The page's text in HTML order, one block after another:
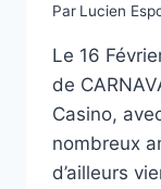
Par Lucien
Le 16
de
Casino,
nombreux
d’ailleurs